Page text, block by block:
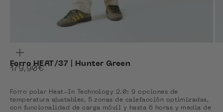
Forro HEAT/37 | Hunter Green
Precio de oferta
179,90€
Forro polar Heat-In Technology 2.0: 9 opciones de
temperatura ajustables, 5 zonas de calefacción optimizadas,
con funcionalidad de carga móvil y hasta 6 horas y media de